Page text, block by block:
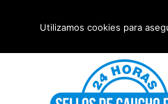
Utilizamos cookies para